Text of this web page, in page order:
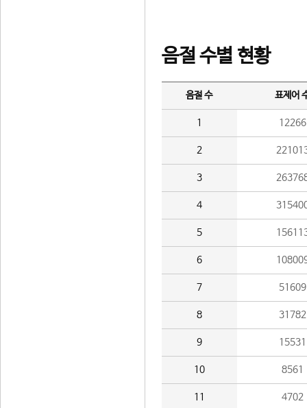
음절 수별 현황
음절 수 표제어
1 12266
2
3
4
5
6
7 51609
8 31782
9 15531
10 8561
11 4702